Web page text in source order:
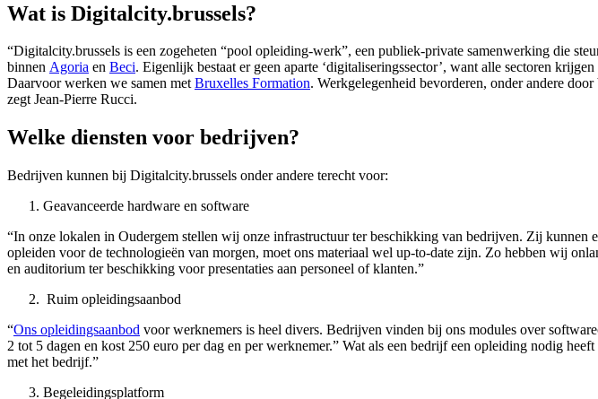
Wat is Digitalcity.brussels?
“Digitalcity.brussels is een zogeheten “pool opleiding-werk”, een publiek-private samenwerking die
binnen Agoria en Beci. Eigenlijk bestaat er geen aparte ‘digitaliseringssector’, want alle sectoren
Daarvoor werken we samen metBruxelles Formation. Werkgelegenheid bevorderen, onder andere
zegt Jean-Pierre Rucci.
Welke diensten voor bedrijven?
Bedrijven kunnen bij Digitalcity.brussels onder andere terecht voor:
Geavanceerde hardware en software
“In onze lokalen in Oudergem stellen wij onze infrastructuur ter beschikking van bedrijven. Zij
opleiden voor de technologieën van morgen, moet ons materiaal wel up-to-date zijn. Zo hebben wij
en auditorium ter beschikking voor presentaties aan personeel of klanten.”
Ruim opleidingsaanbod
“Ons opleidingsaanbod voor werknemers is heel divers. Bedrijven vinden bij ons modules over
2 tot 5 dagen en kost 250 euro per dag en per werknemer.” Wat als een bedrijf een opleiding nodig
met het bedrijf.”
Begeleidingsplatform